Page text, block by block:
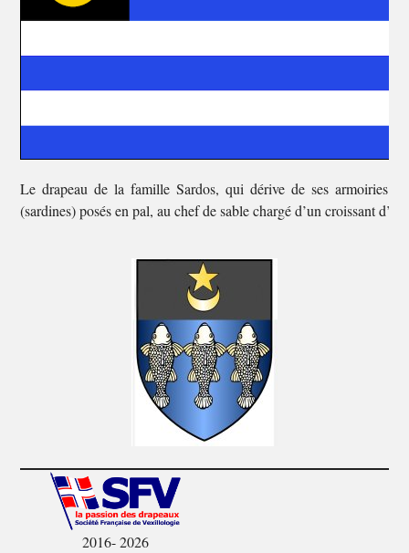
Le drapeau de la famille Sardos, qui dérive de ses armoiries :
(sardines) posés en pal, au chef de sable chargé d’un croissant
2016- 2026